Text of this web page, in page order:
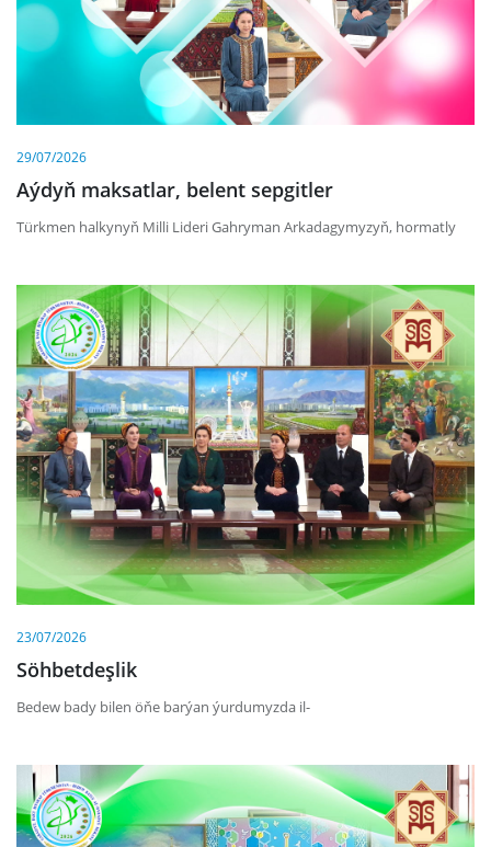
29/07/2026
Aýdyň maksatlar, belent sepgitler
Türkmen halkynyň Milli Lideri Gahryman Arkadagymyzyň, hormatly
23/07/2026
Söhbetdeşlik
Bedew bady bilen öňe barýan ýurdumyzda il-